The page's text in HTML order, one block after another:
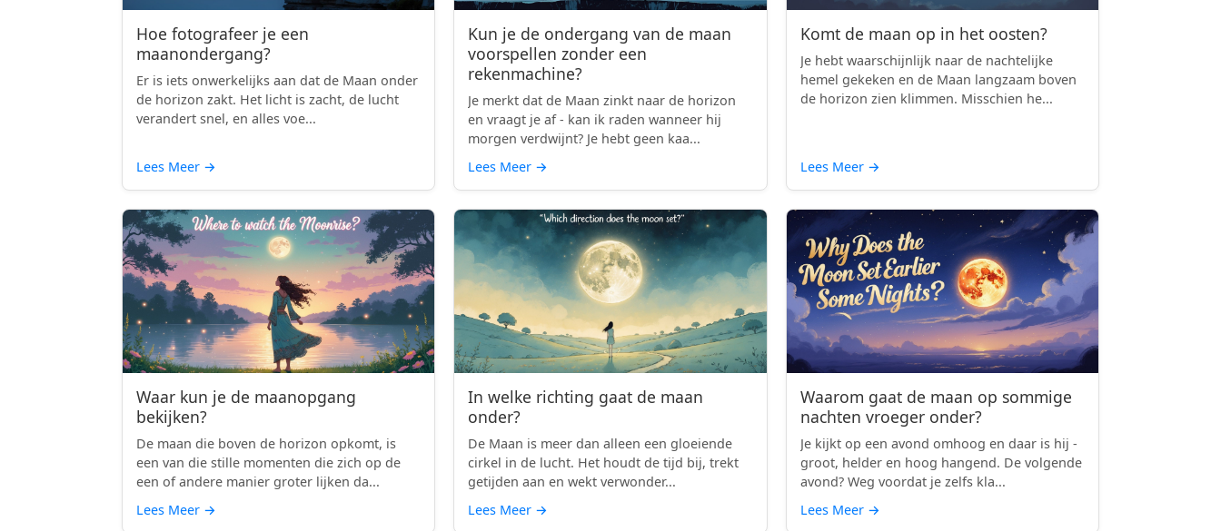
Hoe fotografeer je een
maanondergang?
Er is iets onwerkelijks aan dat de Maan onder
de horizon zakt. Het licht is zacht, de lucht
verandert snel, en alles voe...
Lees Meer →
Kun je de ondergang van de maan
voorspellen zonder een
rekenmachine?
Je merkt dat de Maan zinkt naar de horizon
en vraagt je af - kan ik raden wanneer hij
morgen verdwijnt? Je hebt geen kaa...
Lees Meer →
Komt de maan op in het oosten?
Je hebt waarschijnlijk naar de nachtelijke
hemel gekeken en de Maan langzaam boven
de horizon zien klimmen. Misschien he...
Lees Meer →
Waar kun je de maanopgang
bekijken?
De maan die boven de horizon opkomt, is
een van die stille momenten die zich op de
een of andere manier groter lijken da...
Lees Meer →
In welke richting gaat de maan
onder?
De Maan is meer dan alleen een gloeiende
cirkel in de lucht. Het houdt de tijd bij, trekt
getijden aan en wekt verwonder...
Lees Meer →
Waarom gaat de maan op sommige
nachten vroeger onder?
Je kijkt op een avond omhoog en daar is hij -
groot, helder en hoog hangend. De volgende
avond? Weg voordat je zelfs kla...
Lees Meer →